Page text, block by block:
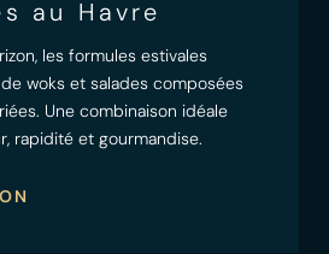
au Havre
les formules estivales
woks et salades composées
Une combinaison idéale
rapidité et gourmandise.